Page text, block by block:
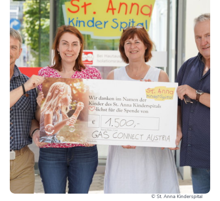
© St. Anna Kinderspital